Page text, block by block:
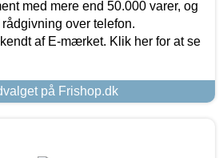
med mere end 50.000 varer, og
over telefon.
af E-mærket. Klik her for at se
på Frishop.dk